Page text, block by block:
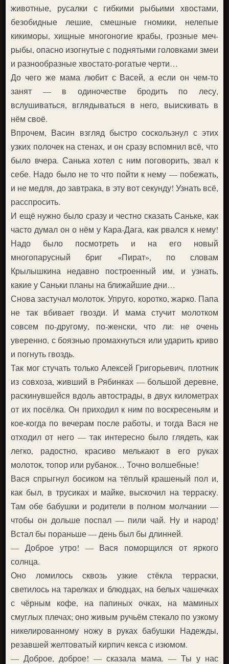
животные, русалки с гибкими рыбьими хвостами,
безобидные лешие, смешные гномики, нелепые
кикиморы, хищные многоногие крабы, грозные меч-
рыбы, опасно изогнутые с поднятыми головками змеи
и разнообразные хвостато-рогатые черти…
До чего же мама любит с Васей, а если он чем-то
занят — в одиночестве бродить по лесу,
вслушиваться, вглядываться в него, выискивать в
нём своё.
Впрочем, Васин взгляд быстро соскользнул с этих
узких полочек на стенах, и он сразу вспомнил всё, что
было вчера. Санька хотел с ним поговорить, звал к
себе. Надо было не то что пойти к нему — побежать,
и не медля, до завтрака, в эту вот секунду! Узнать всё,
расспросить.
И ещё нужно было сразу и честно сказать Саньке, как
часто думал он о нём у Кара-Дага, как рвался к нему!
Надо было посмотреть и на его новый
многопарусный бриг «Пират», по словам
Крылышкина недавно построенный им, и узнать,
какие у Саньки планы на ближайшие дни…
Снова застучал молоток. Упруго, коротко, жарко. Папа
не так вбивает гвозди. И мама стучит молотком
совсем по-другому, по-женски, что ли: не очень
уверенно, с боязнью промахнуться или ударить криво
и погнуть гвоздь.
Так мог стучать только Алексей Григорьевич, плотник
из совхоза, живший в Рябинках — большой деревне,
раскинувшейся вдоль автострады, в двух километрах
от их посёлка. Он приходил к ним по воскресеньям и
кое-когда по вечерам после работы, и тогда Вася не
отходил от него — так интересно было глядеть, как
легко, радостно, красиво мелькают в его руках
молоток, топор или рубанок… Точно волшебные!
Вася спрыгнул босиком на тёплый крашеный пол и,
как был, в трусиках и майке, выскочил на терраску.
Там обе бабушки и родители в полном молчании —
чтобы он дольше поспал — пили чай. Ну и народ!
Встал бы пораньше — день был бы длинней.
— Доброе утро! — Вася поморщился от яркого
солнца.
Оно ломилось сквозь узкие стёкла терраски,
светилось на тарелках и блюдцах, на белых чашечках
с чёрным кофе, на папиных очках, на маминых
смуглых плечах; оно живым ручьём стекало по узкому
никелированному ножу в руках бабушки Надежды,
резавшей желтоватый кирпич кекса с изюмом.
— Доброе, доброе! — сказала мама. — Ты у нас